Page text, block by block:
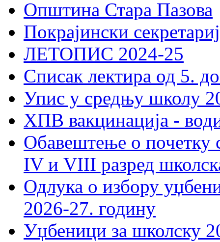
Општина Стара Пазова
Покрајински
ЛЕТОПИС 2024-25
Списак лектира од 5.
Упис у средњу школу
ХПВ вакцинација -
Обавештење о почетку
IV и VIII разред
Одлука о избору
2026-27. годину
Уџбеници за школску